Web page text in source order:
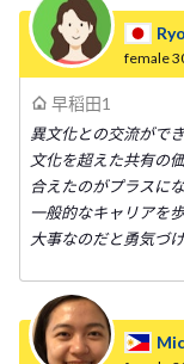
Ryo
female
早稻田1
異文化との交流がで
文化を超えた共有の
合えたのがプラスに
一般的なキャリアを
大事なのだと勇気づ